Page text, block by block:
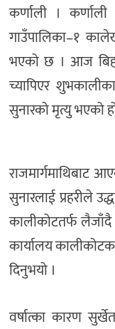
कर्णाली ।
गाउँपालिका–१
भएको छ । आज
च्यापिएर
सुनारको मृत्यु भएको
राजमार्गमाथिबाट
सुनारलाई प्रहरीले
कालीकोटतर्फ लैजाँदै
कार्यालय
दिनुभयो ।
वर्षात्का कारण